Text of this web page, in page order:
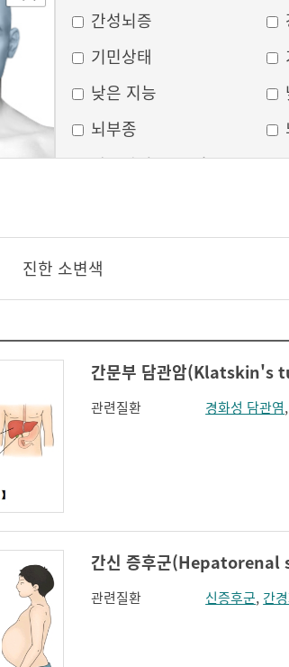
그 외
간성뇌증
기민상태
낮은 지능
뇌부종
달모양의 둥근 얼굴
무균성 뇌막염
볼이 처짐
안면홍조
얼굴모양변화
얼굴이 밋밋함
코 옆과 입꼬리 주름
하악전돌
진한 소변색
간문부 담관암(Klatskin's
관련질환 경화성 담관염
간신 증후군
관련질환 신증후군, 간